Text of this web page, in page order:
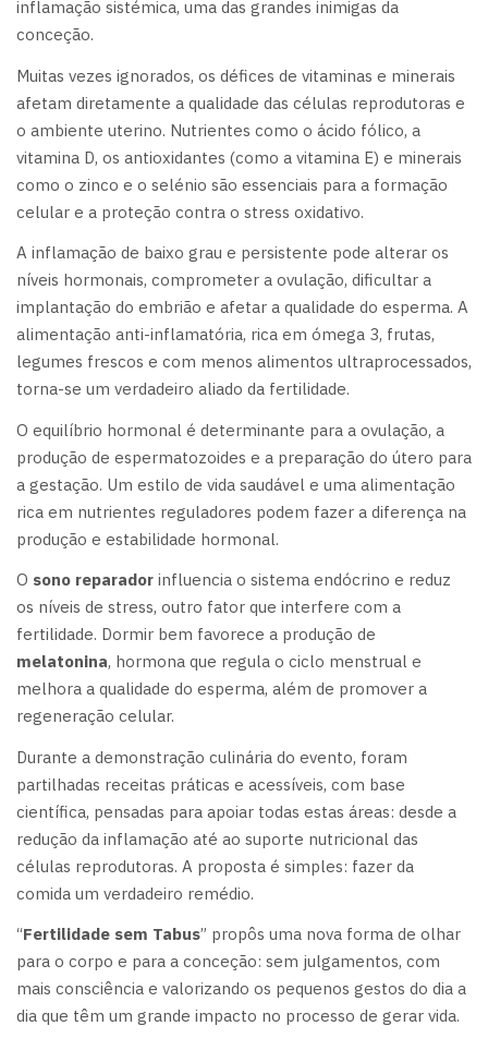
inflamação sistémica, uma das grandes inimigas da
conceção.
Muitas vezes ignorados, os défices de vitaminas e minerais
afetam diretamente a qualidade das células reprodutoras e
o ambiente uterino. Nutrientes como o ácido fólico, a
vitamina D, os antioxidantes (como a vitamina E) e minerais
como o zinco e o selénio são essenciais para a formação
celular e a proteção contra o stress oxidativo.
A inflamação de baixo grau e persistente pode alterar os
níveis hormonais, comprometer a ovulação, dificultar a
implantação do embrião e afetar a qualidade do esperma. A
alimentação anti-inflamatória, rica em ómega 3, frutas,
legumes frescos e com menos alimentos ultraprocessados,
torna-se um verdadeiro aliado da fertilidade.
O equilíbrio hormonal é determinante para a ovulação, a
produção de espermatozoides e a preparação do útero para
a gestação. Um estilo de vida saudável e uma alimentação
rica em nutrientes reguladores podem fazer a diferença na
produção e estabilidade hormonal.
O sono reparador influencia o sistema endócrino e reduz
os níveis de stress, outro fator que interfere com a
fertilidade. Dormir bem favorece a produção de
melatonina, hormona que regula o ciclo menstrual e
melhora a qualidade do esperma, além de promover a
regeneração celular.
Durante a demonstração culinária do evento, foram
partilhadas receitas práticas e acessíveis, com base
científica, pensadas para apoiar todas estas áreas: desde a
redução da inflamação até ao suporte nutricional das
células reprodutoras. A proposta é simples: fazer da
comida um verdadeiro remédio.
“Fertilidade sem Tabus” propôs uma nova forma de olhar
para o corpo e para a conceção: sem julgamentos, com
mais consciência e valorizando os pequenos gestos do dia a
dia que têm um grande impacto no processo de gerar vida.